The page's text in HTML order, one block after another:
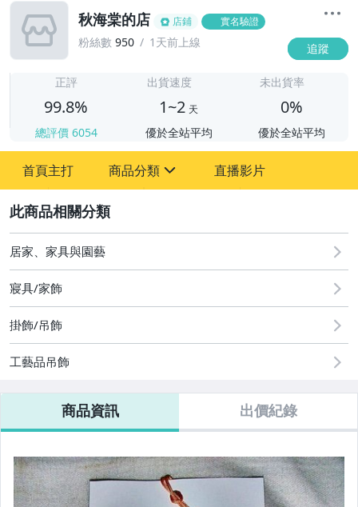
秋海棠的店 店鋪 實名驗證
粉絲數 950 1天前上線 追蹤
正評
99.8%
總評價 6054
出貨速度
1~2 天
優於全站平均
未出貨率
0%
優於全站平均
首頁主打 商品分類
其它
直播影片
居家、家具與園藝
寢具/家飾
掛飾/吊飾
工藝品吊飾
商品資訊 出價紀錄